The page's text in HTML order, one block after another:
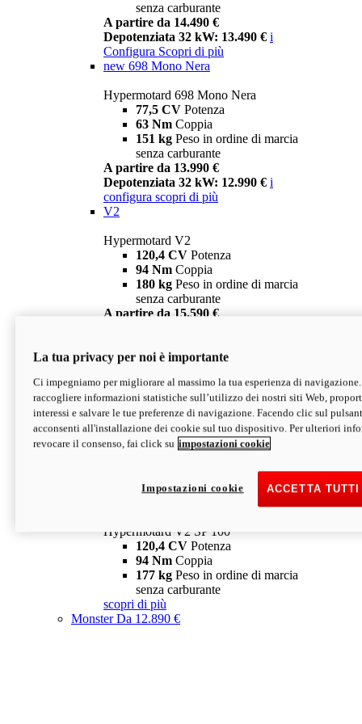
senza carburante
A partire da 14.490 €
Depotenziata 32 kW: 13.490 € i
Configura Scopri di più
new 698 Mono Nera
Hypermotard 698 Mono Nera
77,5 CV Potenza
63 Nm Coppia
151 kg Peso in ordine di marcia
senza carburante
A partire da 13.990 €
Depotenziata 32 kW: 12.990 € i
configura scopri di più
V2
Hypermotard V2
120,4 CV Potenza
94 Nm Coppia
180 kg Peso in ordine di marcia
senza carburante
A partire da 15.590 €
V2 SP
Hypermotard V2 SP
120,4 CVPotenza
94 NmCoppia
177 kgPeso in ordine di marcia
senza carburante
Depotenziata 35 kW: 18.890 € i
configura scopri di più
Hypermotard V2 SP 100
120,4 CV Potenza
94 Nm Coppia
177 kg Peso in ordine di marcia
senza carburante
scopri di più
MonsterDa 12.890 €
La tua privacy per noi è importante
Ci impegniamo per migliorare al massimo la tua esperienza di
raccogliere informazioni statistiche sull’utilizzo dei nostri siti Web,
interessi e salvare le tue preferenze di navigazione. Facendo clic sul
acconsenti all'installazione dei cookie sul tuo dispositivo. Per ulteriori
revocare il consenso, fai click su impostazioni cookie
ACCETTA
Impostazioni cookie